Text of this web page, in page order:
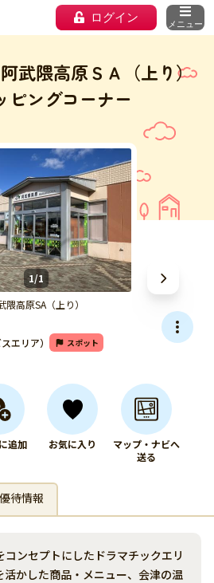
ログイン メニュー
武隈高原ＳＡ（上り）
ピングコーナー
1/1
隈高原SA（上り）
エリア） スポット
追加 お気に入り
マップ・ナビへ
送る
待情報
コンセプトにしたドラマチックエリ
活かした商品・メニュー、会津の温